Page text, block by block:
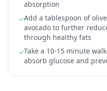
absorption
✓Add a tablespoon of
avocado to further
through healthy fats
✓Take a 10-15 minute
absorb glucose and